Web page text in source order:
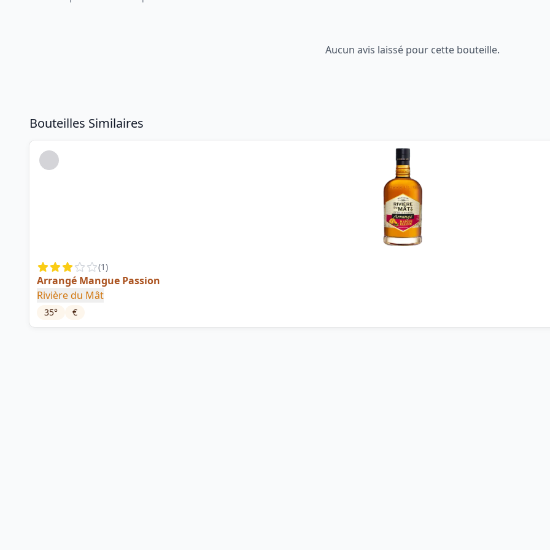
Aucun avis laissé pour cette bouteille.
Bouteilles Similaires
(1)
Arrangé Mangue Passion
Rivière du Mât
35° €